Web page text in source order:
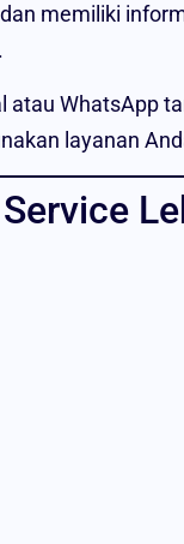
memiliki
atau WhatsApp
layanan